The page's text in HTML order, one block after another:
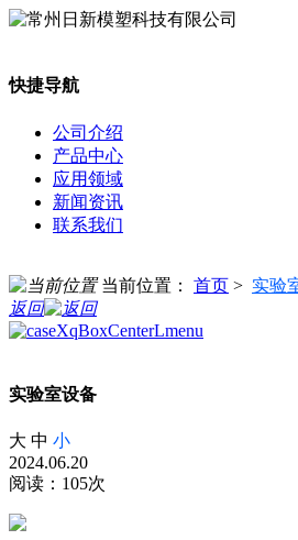
快捷导航
公司介绍
产品中心
应用领域
新闻资讯
联系我们
当前位置： 首页 > 实验
返回
实验室设备
大 中 小
2024.06.20
阅读：105次